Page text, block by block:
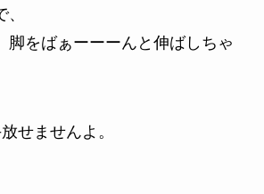
脚をばぁーーーん と伸ばしちゃ
せませんよ。